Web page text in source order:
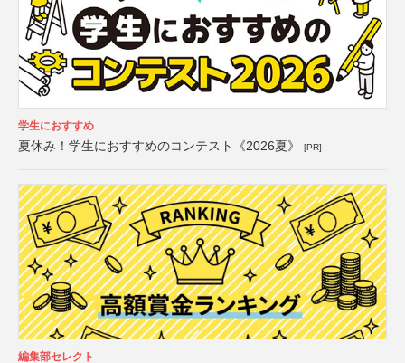
学生におすすめ
夏休み！学生におすすめのコンテスト《2026夏》 [PR]
編集部セレクト